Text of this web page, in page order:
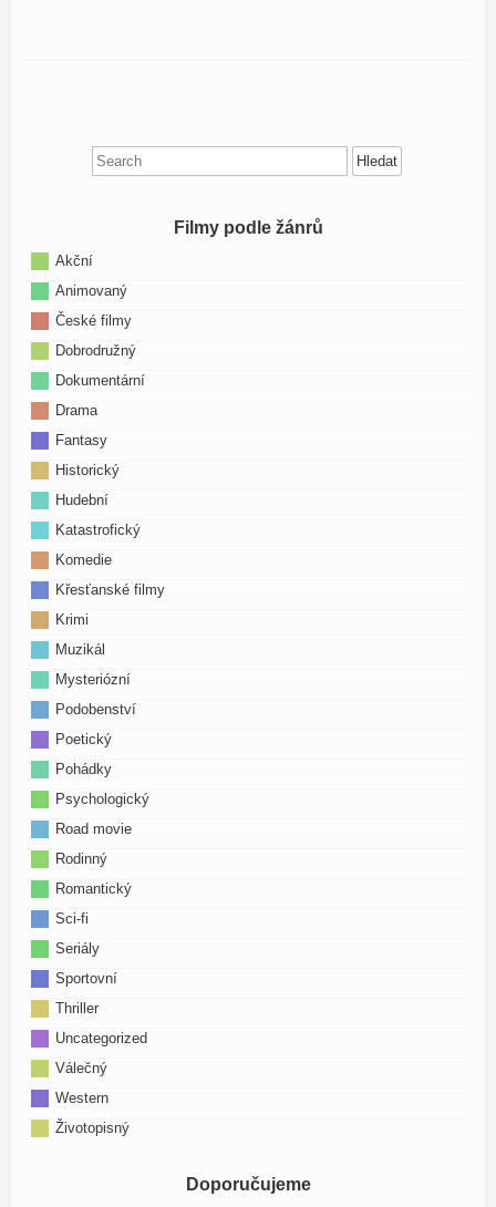
Search
for:
Filmy podle žánrů
Akční
Animovaný
České filmy
Dobrodružný
Dokumentární
Drama
Fantasy
Historický
Hudební
Katastrofický
Komedie
Křesťanské filmy
Krimi
Muzikál
Mysteriózní
Podobenství
Poetický
Pohádky
Psychologický
Road movie
Rodinný
Romantický
Sci-fi
Seriály
Sportovní
Thriller
Uncategorized
Válečný
Western
Životopisný
Doporučujeme